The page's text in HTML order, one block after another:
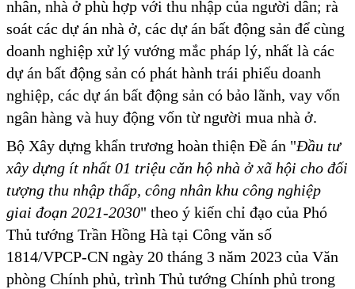
nhân, nhà ở phù hợp với thu nhập của người dân; rà
soát các dự án nhà ở, các dự án bất động sản để cùng
doanh nghiệp xử lý vướng mắc pháp lý, nhất là các
dự án bất động sản có phát hành trái phiếu doanh
nghiệp, các dự án bất động sản có bảo lãnh, vay vốn
ngân hàng và huy động vốn từ người mua nhà ở.
Bộ Xây dựng khẩn trương hoàn thiện Đề án "Đầu tư
xây dựng ít nhất 01 triệu căn hộ nhà ở xã hội cho đối
tượng thu nhập thấp, công nhân khu công nghiệp
giai đoạn 2021-2030" theo ý kiến chỉ đạo của Phó
Thủ tướng Trần Hồng Hà tại Công văn số
1814/VPCP-CN ngày 20 tháng 3 năm 2023 của Văn
phòng Chính phủ, trình Thủ tướng Chính phủ trong